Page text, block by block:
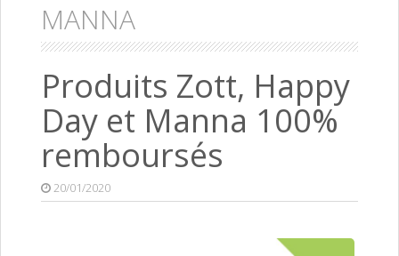
MANNA
Produits Zott, Happy
Day et Manna 100%
remboursés
20/01/2020